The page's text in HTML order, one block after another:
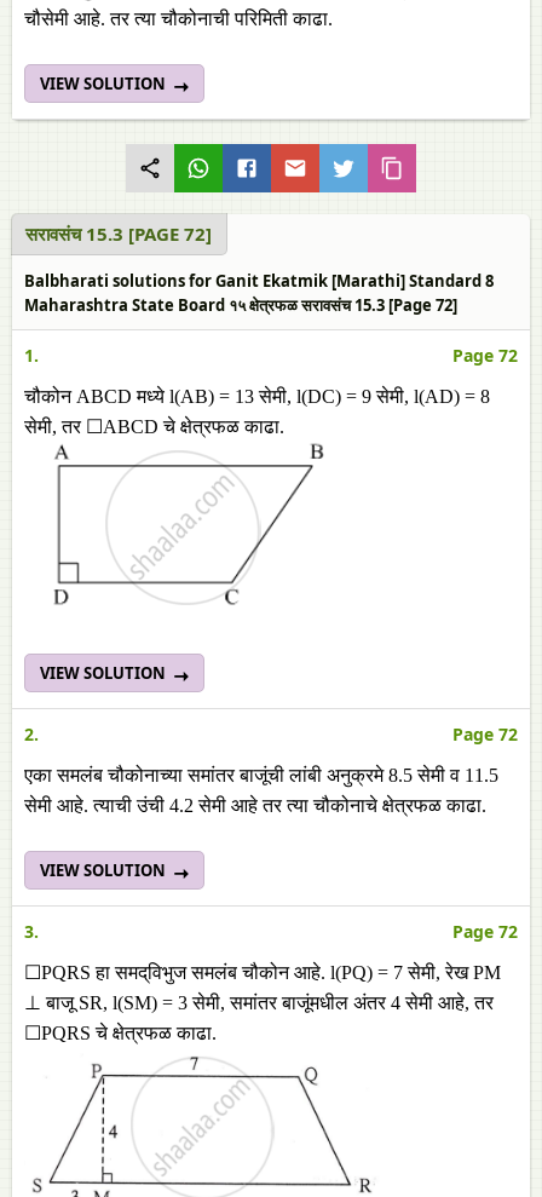
चौसेमी आहे. तर त्या चौकोनाची परिमिती काढा.
VIEW SOLUTION
सरावसंच 15.3 [PAGE 72]
Balbharati solutions for Ganit Ekatmik [Marathi] Standard 8
Maharashtra State Board १५ क्षेत्रफळ सरावसंच 15.3 [Page 72]
1. Page 72
चौकोन ABCD मध्ये l(AB) = 13 सेमी, l(DC) = 9 सेमी, l(AD) = 8
सेमी, तर ☐ABCD चे क्षेत्रफळ काढा.
VIEW SOLUTION
2. Page 72
एका समलंब चौकोनाच्या समांतर बाजूंची लांबी अनुक्रमे 8.5 सेमी व 11.5
सेमी आहे. त्याची उंची 4.2 सेमी आहे तर त्या चौकोनाचे क्षेत्रफळ काढा.
VIEW SOLUTION
3. Page 72
☐PQRS हा समद्‌विभुज समलंब चौकोन आहे. l(PQ) = 7 सेमी, रेख PM
⊥ बाजू SR, l(SM) = 3 सेमी, समांतर बाजूंमधील अंतर 4 सेमी आहे, तर
☐PQRS चे क्षेत्रफळ काढा.